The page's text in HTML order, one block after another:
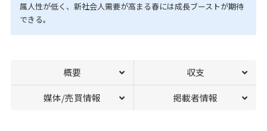
属人性が低く、新社会人需要が高まる春には成長ブーストが期待
できる。
概要 収支
媒体/売買情報 掲載者情報